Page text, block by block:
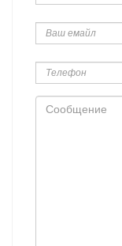
емайл
Сообщение